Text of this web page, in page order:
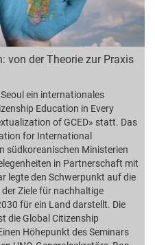
von der Theorie zur Praxis
ein internationales
Education in Every
of GCED» statt. Das
for International
südkoreanischen Ministerien
in Partnerschaft mit
legte den Schwerpunkt auf die
Ziele für nachhaltige
für ein Land darstellt. Die
die Global Citizenship
Höhepunkt des Seminars